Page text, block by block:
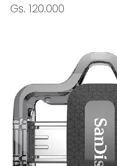
Gs. 120.000